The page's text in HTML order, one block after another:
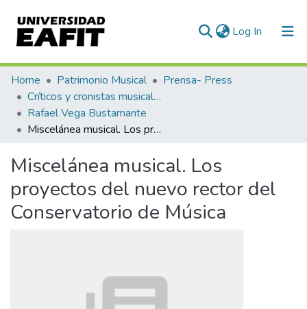
Log In (current)
Communities & Collections
All of DSpace
Statistics
Home Patrimonio Musical
Prensa- Press
Críticos y cronistas musicales
Rafael Vega Bustamante
Miscelánea musical. Los proyectos del nuevo rector del Conservatorio de Música
Miscelánea musical. Los
proyectos del nuevo rector del
Conservatorio de Música